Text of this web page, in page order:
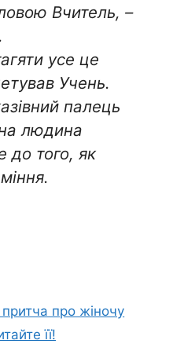
Вчитель, –
усе це
Учень.
палець
людина
до того, як
про жіночу
її!